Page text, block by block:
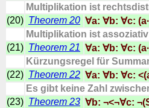
Multiplikation ist
(20) Theorem 20 ∀a: ∀b: ∀c:
Multiplikation ist assoziativ
(21) Theorem 21 ∀a: ∀b: ∀c:
Kürzungsregel für
(22) Theorem 22 ∀a: ∀b: ∀c:
Es gibt keine Zahl
(23) Theorem 23 ∀b: ¬<¬∀c: